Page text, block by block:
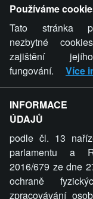
videa a komentáře.
stránky týče, ani
stránku, nemůže z
komentáře
provozovateli
Používáme
Tato stránka
nezbytné
zajištění
fungování.
Více
INFORMACE
ÚDAJŮ
podle čl. 13
parlamentu a
2016/679 ze dne
ochraně
zpracovávání